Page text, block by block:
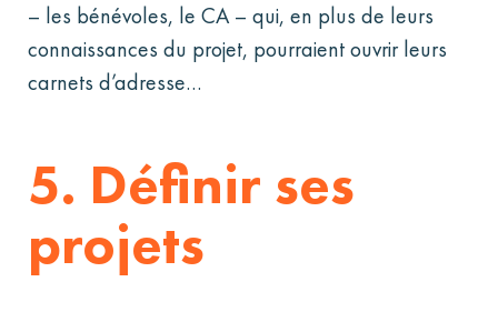
– les bénévoles, le CA – qui, en plus de leurs
connaissances du projet, pourraient ouvrir leurs
carnets d’adresse…
5. Définir ses
projets